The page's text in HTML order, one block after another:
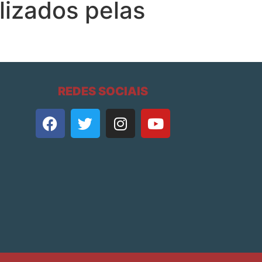
pelas
REDES SOCIAIS